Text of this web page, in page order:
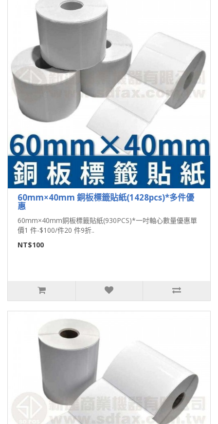
60mm×40mm 銅板標籤貼紙(1428pcs)*多件優
惠
60mm×40mm銅板標籤貼紙(930PCS)*一吋軸心數量優惠單
價1 件-$100/件20 件9折..
NT$100